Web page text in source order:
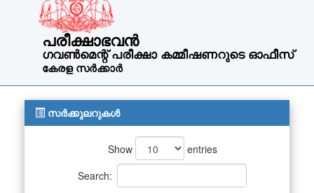
പരീക്ഷാഭവൻ
ഗവൺമെന്റ് പരീക്ഷാ കമ്മീഷണറുടെ ഓഫീസ്
കേരള സർക്കാർ
സർക്കുലറുകൾ
Show
entries
Search: